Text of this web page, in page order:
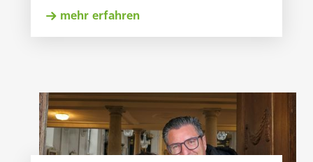
mehr erfahren